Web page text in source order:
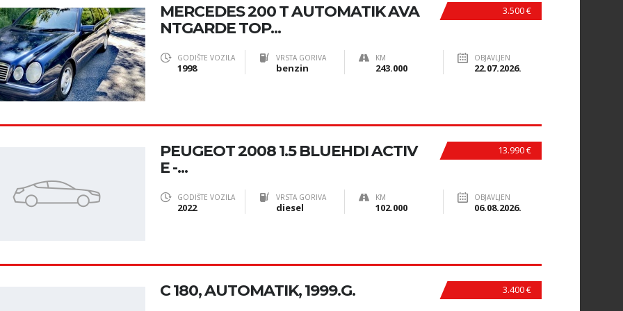
3.500 €
MERCEDES 200 T AUTOMATIK AVA
NTGARDE TOP...
GODIŠTE VOZILA
1998
VRSTA GORIVA
benzin
KM
243.000
OBJAVLJEN
22.07.2026.
13.990 €
PEUGEOT 2008 1.5 BLUEHDI ACTIV
E -...
GODIŠTE VOZILA
2022
VRSTA GORIVA
diesel
KM
102.000
OBJAVLJEN
06.08.2026.
3.400 €
C 180, AUTOMATIK, 1999.G.